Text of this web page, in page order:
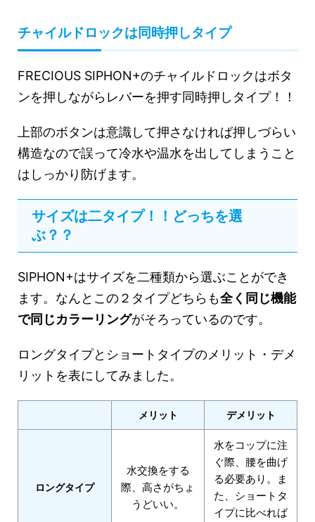
チャイルドロックは同時押しタイプ
FRECIOUS SIPHON+のチャイルドロックはボタ
ンを押しながらレバーを押す同時押しタイプ！！
上部のボタンは意識して押さなければ押しづらい
構造なので誤って冷水や温水を出してしまうこと
はしっかり防げます。
サイズは二タイプ！！どっちを選
ぶ？？
SIPHON+はサイズを二種類から選ぶことができ
ます。なんとこの２タイプどちらも全く同じ機能
で同じカラーリングがそろっているのです。
ロングタイプとショートタイプのメリット・デメ
リットを表にしてみました。
メリット デメリット
ロングタイプ
水交換をする
際、高さがちょ
うどいい。
水をコップに注
ぐ際、腰を曲げ
る必要あり。ま
た、ショートタ
イプに比べれば